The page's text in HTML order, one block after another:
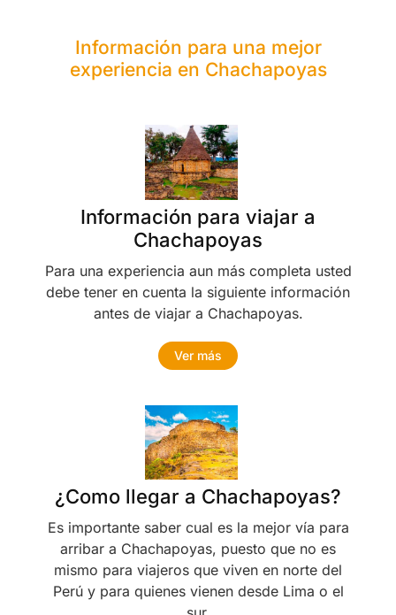
Información para una mejor
experiencia en Chachapoyas
Información para viajar a
Chachapoyas
Para una experiencia aun más completa usted
debe tener en cuenta la siguiente información
antes de viajar a Chachapoyas.
Ver más
¿Como llegar a Chachapoyas?
Es importante saber cual es la mejor vía para
arribar a Chachapoyas, puesto que no es
mismo para viajeros que viven en norte del
Perú y para quienes vienen desde Lima o el